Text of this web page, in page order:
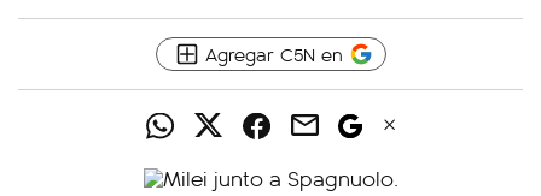
Agregar C5N en